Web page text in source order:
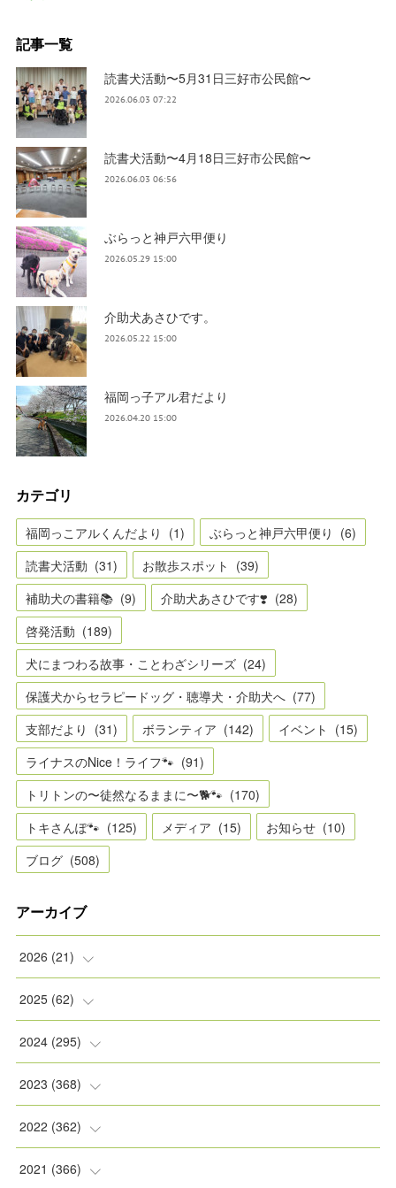
記事一覧
読書犬活動〜5月31日三好市公民館〜
2026.06.03 07:22
読書犬活動〜4月18日三好市公民館〜
2026.06.03 06:56
ぶらっと神戸六甲便り
2026.05.29 15:00
介助犬あさひです。
2026.05.22 15:00
福岡っ子アル君だより
2026.04.20 15:00
カテゴリ
福岡っこアルくんだより (1) ぶらっと神戸六甲便り (6)
読書犬活動 (31) お散歩スポット (39)
補助犬の書籍📚 (9) 介助犬あさひです❣️ (28)
啓発活動 (189)
犬にまつわる故事・ことわざシリーズ (24)
保護犬からセラピードッグ・聴導犬・介助犬へ (77)
支部だより (31) ボランティア (142) イベント (15)
ライナスのNice！ライフ🐾 (91)
トリトンの〜徒然なるままに〜🐕🐾 (170)
トキさんぽ🐾 (125) メディア (15) お知らせ (10)
ブログ (508)
アーカイブ
2026 (21)
(2)
(2)
(2)
(5)
2025 (62)
(8)
(5)
(9)
(1)
2024 (295)
(8)
(11)
(11)
2023 (368)
(31)
(30)
2022 (362)
(30)
2021 (366)